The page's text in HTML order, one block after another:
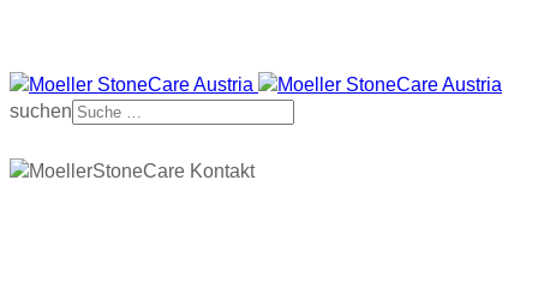
suchen